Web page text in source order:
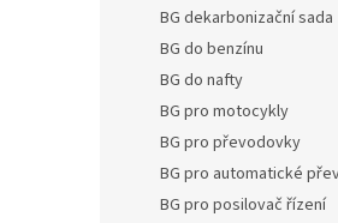
BG dekarbonizační sada
BG do benzínu
BG do nafty
BG pro motocykly
BG pro převodovky
BG pro automatické
BG pro posilovač řízení